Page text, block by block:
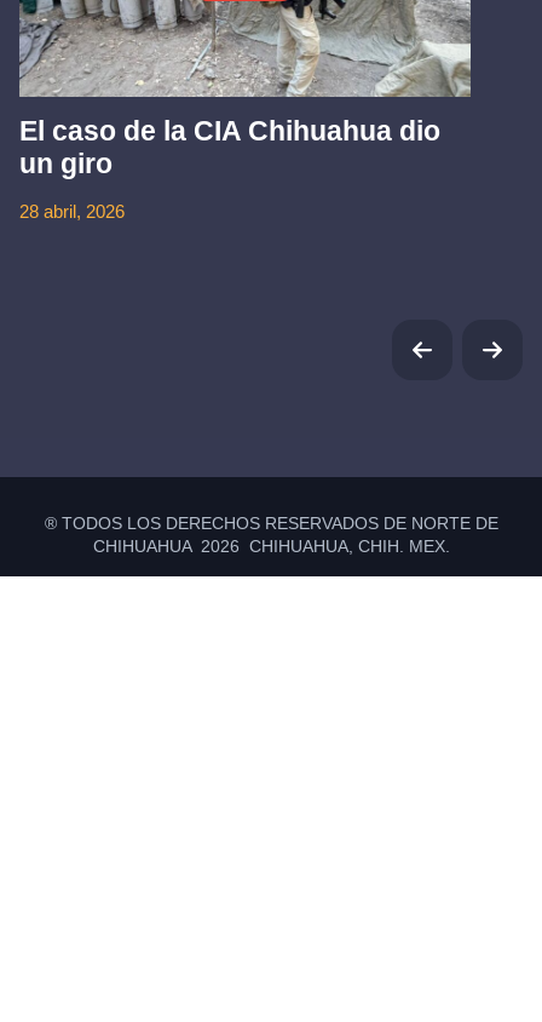
El caso de la CIA Chihuahua dio
un giro
28 abril, 2026
® TODOS LOS DERECHOS RESERVADOS DE NORTE DE
CHIHUAHUA 2026 CHIHUAHUA, CHIH. MEX.